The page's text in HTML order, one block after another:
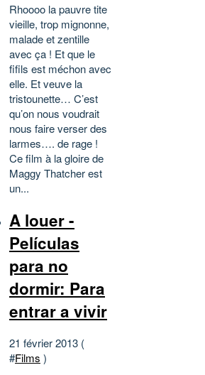
Rhoooo la pauvre tite
vieille, trop mignonne,
malade et zentille
avec ça ! Et que le
fifils est méchon avec
elle. Et veuve la
tristounette… C’est
qu’on nous voudrait
nous faire verser des
larmes…. de rage !
Ce film à la gloire de
Maggy Thatcher est
un...
A louer -
Películas
para no
dormir: Para
entrar a vivir
21 février 2013 (
#Films )